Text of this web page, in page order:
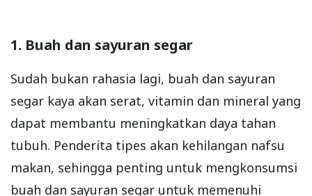
1. Buah dan sayuran segar
Sudah bukan rahasia lagi, buah dan sayuran
segar kaya akan serat, vitamin dan mineral yang
dapat membantu meningkatkan daya tahan
tubuh. Penderita tipes akan kehilangan nafsu
makan, sehingga penting untuk mengkonsumsi
buah dan sayuran segar untuk memenuhi